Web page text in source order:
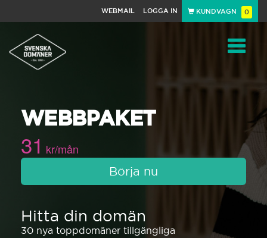
WEBMAIL LOGGA IN KUNDVAGN 0
Toggle
WEBBPAKET
31 kr/mån
Börja nu
Hitta din domän
30 nya toppdomäner tillgängliga